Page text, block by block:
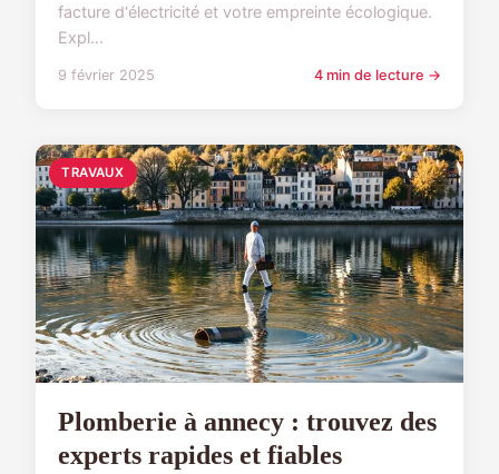
facture d'électricité et votre empreinte écologique.
Expl...
9 février 2025 4 min de lecture →
TRAVAUX
Plomberie à annecy : trouvez des
experts rapides et fiables